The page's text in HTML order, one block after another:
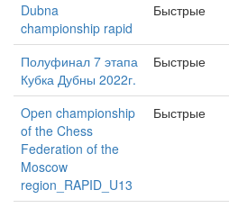
Dubna
championship rapid
Быстрые
Полуфинал 7 этапа
Кубка Дубны 2022г.
Быстрые
Open championship
of the Chess
Federation of the
Moscow
region_RAPID_U13
Быстрые